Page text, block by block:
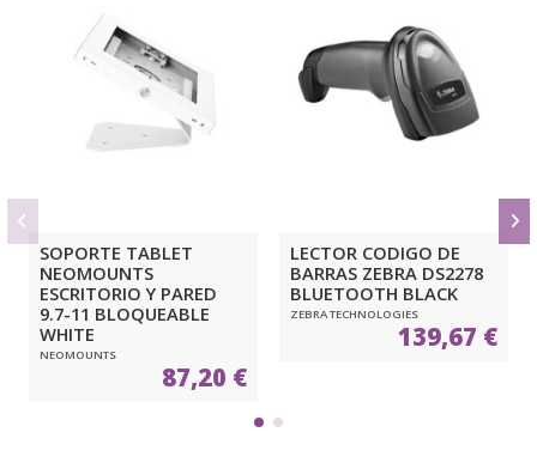
SOPORTE TABLET
NEOMOUNTS
ESCRITORIO Y PARED
9.7-11 BLOQUEABLE
WHITE
NEOMOUNTS
87,20 €
LECTOR CODIGO DE
BARRAS ZEBRA DS2278
BLUETOOTH BLACK
ZEBRA TECHNOLOGIES
139,67 €